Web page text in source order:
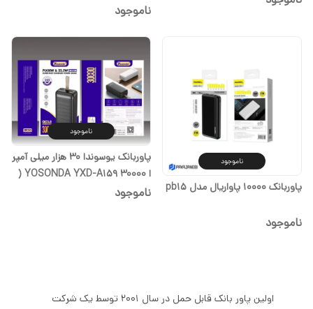
ناموجود
ناموجود
پاوربانک 10000 پاواریال مدل pb15
ناموجود
ناموجود
پاوربانک یوسوندا 30 هزار میلی آمپر
ا YOSONDA YXD-A159 30000 (
یک سال گارانتی)
ناموجود
اولین پاور بانک قابل حمل در سال 2001 توسط یک شرکت